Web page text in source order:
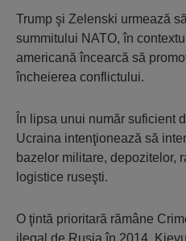
Trump şi Zelenski urmează
summitului NATO, în
americană încearcă să
încheierea conflictului.
În lipsa unui număr suficient
Ucraina intenţionează să
bazelor militare, depozitelor,
logistice ruseşti.
O ţintă prioritară rămâne
ilegal de Rusia în 2014.